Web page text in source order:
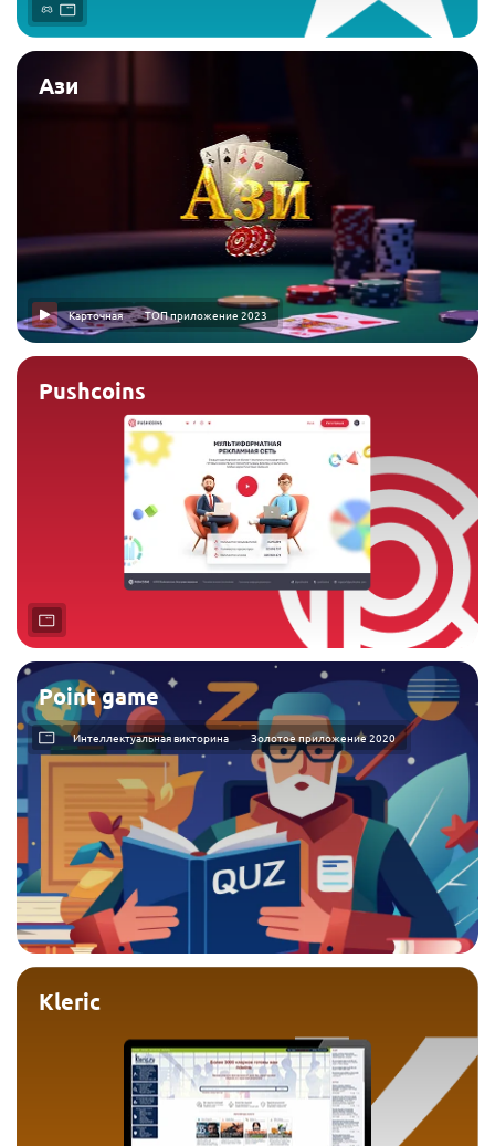
Ази
Карточная ТОП приложение 2023
Pushcoins
Point game
Интеллектуальная викторина Золотое приложение 2020
Kleric